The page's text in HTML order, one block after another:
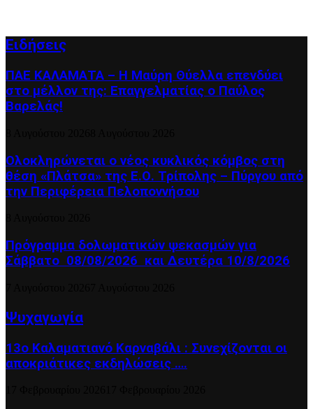
Ειδήσεις
ΠΑΕ ΚΑΛΑΜΑΤΑ – Η Μαύρη Θύελλα επενδύει
στο μέλλον της: Επαγγελματίας ο Παύλος
Βαρελάς!
Ολοκληρώνεται ο νέος κυκλικός κόμβος στη
θέση «Πλάτσα» της Ε.Ο. Τρίπολης – Πύργου από
την Περιφέρεια Πελοποννήσου
Πρόγραμμα δολωματικών ψεκασμών για
Σάββατο 08/08/2026 και Δευτέρα 10/8/2026
Ψυχαγωγία
13ο Καλαματιανό Καρναβάλι : Συνεχίζονται οι
αποκριάτικες εκδηλώσεις ….